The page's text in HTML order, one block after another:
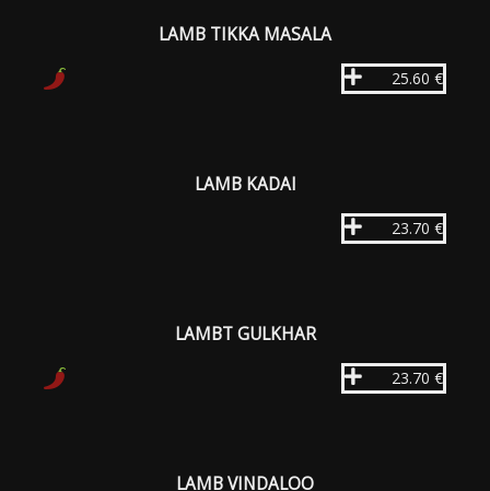
LAMB TIKKA MASALA
25.60 €
LAMB KADAI
23.70 €
LAMBT GULKHAR
23.70 €
LAMB VINDALOO